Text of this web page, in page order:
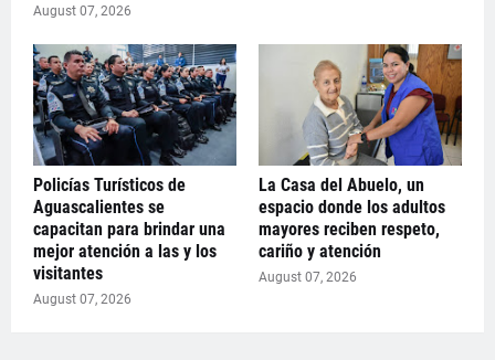
August 07, 2026
Policías Turísticos de
Aguascalientes se
capacitan para brindar una
mejor atención a las y los
visitantes
August 07, 2026
La Casa del Abuelo, un
espacio donde los adultos
mayores reciben respeto,
cariño y atención
August 07, 2026